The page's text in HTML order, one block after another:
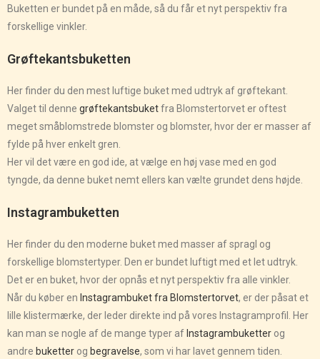
Buketten er bundet på en måde, så du får et nyt perspektiv fra
forskellige vinkler.
Grøftekantsbuketten
Her finder du den mest luftige buket med udtryk af grøftekant.
Valget til denne grøftekantsbuketfra Blomstertorvet er oftest
meget småblomstrede blomster og blomster, hvor der er masser af
fylde på hver enkelt gren.
Her vil det være en god ide, at vælge en høj vase med en god
tyngde, da denne buket nemt ellers kan vælte grundet dens højde.
Instagrambuketten
Her finder du den moderne buket med masser af spragl og
forskellige blomstertyper. Den er bundet luftigt med et let udtryk.
Det er en buket, hvor der opnås et nyt perspektiv fra alle vinkler.
Når du køber en Instagrambuket fra Blomstertorvet, er der påsat et
lille klistermærke, der leder direkte ind på vores Instagramprofil. Her
kan man se nogle af de mange typer af Instagrambuketter og
andre buketter og begravelse, som vi har lavet gennem tiden.